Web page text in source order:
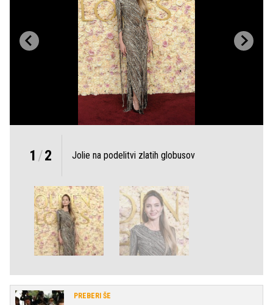
1 /2 Jolie na podelitvi zlatih globusov
PREBERI ŠE